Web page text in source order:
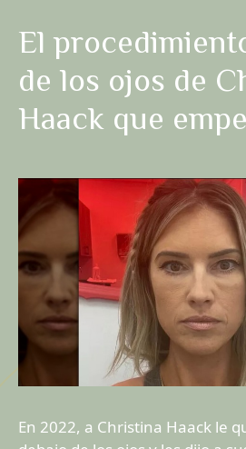
El
de los ojos de
Haack que
En 2022, a Christina Haack le